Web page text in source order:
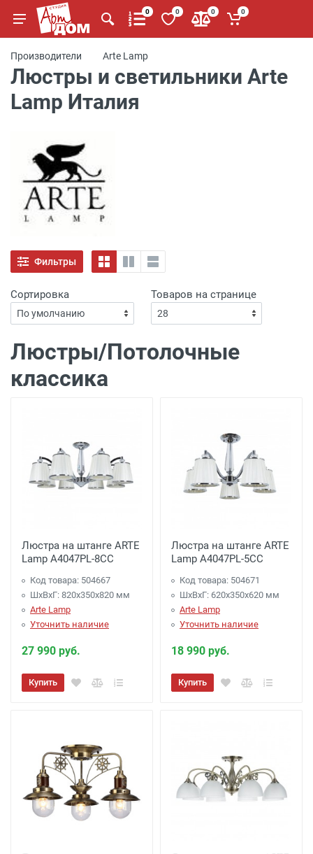
0 0 0 0
Производители Arte Lamp
Люстры и светильники Arte
Lamp Италия
Фильтры
Сортировка Товаров на странице
Люстры/Потолочные
классика
Люстра на штанге ARTE
Lamp A4047PL-8CC
Код товара: 504667
ШхВхГ: 820x350x820 мм
Arte Lamp
Уточнить наличие
27 990 руб.
Купить
Люстра на штанге ARTE
Lamp A4047PL-5CC
Код товара: 504671
ШхВхГ: 620x350x620 мм
Arte Lamp
Уточнить наличие
18 990 руб.
Купить